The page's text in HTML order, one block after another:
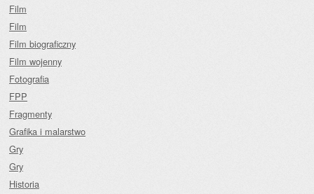
Film
Film
Film biograficzny
Film wojenny
Fotografia
FPP
Fragmenty
Grafika i malarstwo
Gry
Gry
Historia